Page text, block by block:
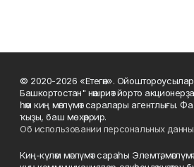
© 2020-2026 «Етегән».
Башкортостан" нәшриәт йорто
һәм киң мәғлүмәт саралары агентлығы.
ҡыҙы, баш мөхәррир.
Об использовании персональных
Киң-күләм мәғлүмәт сараһы Элемтә,